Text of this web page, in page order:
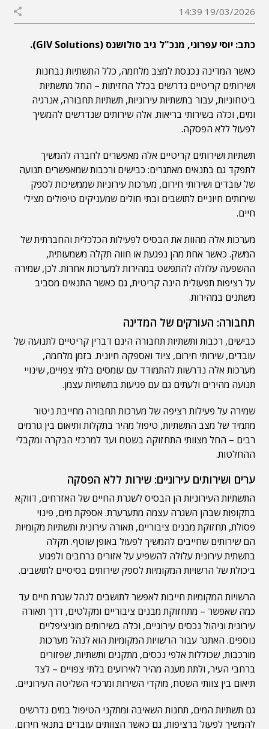
19/03/2026 14:39
כתב: יוסי עפרוני, מנכ"ל גיב סולושנס (GIV Solutions).
כאשר המדינה נכנסת למצב מלחמה, כלל התשתיות נבחנות
ושירותים קריטיים נדרשים בכלל החזיתות – החל מתשתיות
ביטחוניות, עבור בתשתיות עירוניות, תשתיות תחבורה, אנרגיה
ומים, וכלה בשירותי בריאות. אלה שירותים שנדרשים להמשיך
לפעול ללא הפסקה.
תשתיות ושירותים קריטיים אלה מאפשרים לחברה להמשיך
לתפקד גם בתנאים מאתגרים: כבישים ורכבות שמאפשרים תנועה
של עובדים ושירותי חירום, מערכות עירוניות שממשיכות לספק
שירותים חיוניים לתושבים ובתי חולים שמעניקים טיפולים מצילי
חיים.
מערכות אלה מהוות את הבסיס לפעילות הכלכלית והחברתית של
המשק. כאשר אחת מהן נפגעת או חווה תקלה משמעותית,
ההשפעה עלולה להתפשט במהירות למערכות אחרות. לכן, שמירה
על רציפות תפעולית הינה קריטית, גם כאשר התנאים מסביב
משתנים במהירות.
תחבורה: העורקים של המדינה
כבישים, רכבות ותשתיות תחבורה הינם דברין קריטיים לתנועה של
עובדים, שירותי חירום, ציוד ואספקה חיונית. בזמן מלחמה,
מערכות אלה נדרשות להתמודד עם עומסים בלתי צפויים, שינויי
תנועה מהירים ולעתים גם עם פגיעות בתשתיות עצמן.
שמירה על פעילות רציפה של מערכות תחבורה מחייבת ניטור
מתמיד של מצב התשתיות, טיפול מהיר בתקלות ותיאום בין גורמים
רבים – החל מצוותי התחזוקה בשטח ועד למרכזי הבקרה ומקבלי
ההחלטות.
ערים ושירותים עירוניים: שירות ללא הפסקה
התשתיות העירוניות הן הבסיס לשגרת החיים של האזרחים, דווקא
בתקופות שבהן השגרה עצמה מתערערת. אספקת מים, פינוי
פסולת, תחזוקת מבנים ציבוריים, תאורה עירונית ותשתיות מקומיות
הם שירותים שחייבים להמשיך לפעול באופן שוטף. תקלה
בתשתית עירונית עלולה להשפיע על אזורים נרחבים ולפגוע
ביכולת של הרשויות המקומיות לספק שירותים בסיסיים לתושבים.
הרשויות המקומיות חייבות לאפשר לתושבים לנהל שגרת חיים עד
כמה שאפשר – מתחזוקת מבנים ציבוריים ומקלטים, דרך תאורה
עירונית וניהול נכסים עירוניים, וכלה בשירותים מוניציפליים
נוספים. האתגר עבור הרשויות המקומיות הוא לנהל מערכות
מורכבות, שכוללות אלפי נכסים, מתקנים ותשתיות, שפזורים
ברחבי העיר, ולתת מענה מהיר לאירועים בלתי צפויים – לצד
תיאום בין צוותי השטח, מוקדי השירות ומרכזי השליטה העירוניים.
גם תשתיות המים, תחנות השאיבה ומתקני הטיפול במים נדרשים
להמשיך לפעול ברציפות, גם כאשר הצוותים עובדים בתנאי חירום.